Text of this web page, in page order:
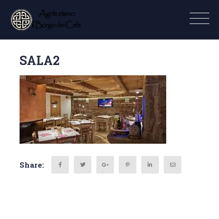
SALA2
Share: